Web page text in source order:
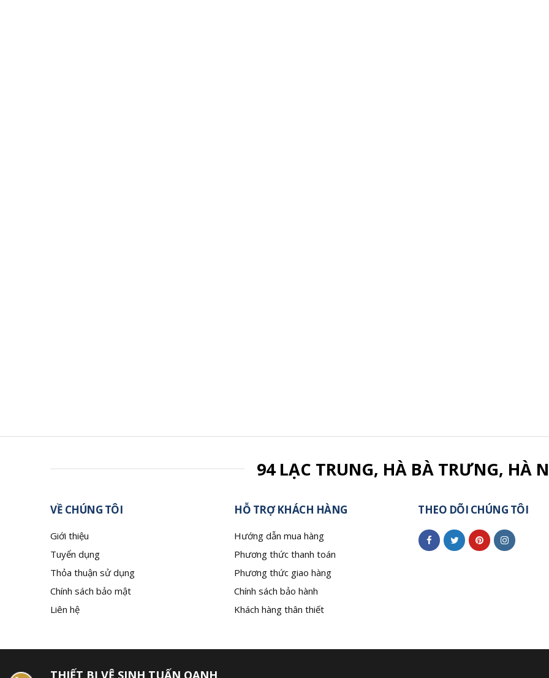
94 LẠC TRUNG, HÀ BÀ TRƯNG, HÀ
VỀ CHÚNG TÔI
Giới thiệu
Tuyển dụng
Thỏa thuận sử dụng
Chính sách bảo mật
Liên hệ
HỖ TRỢ KHÁCH HÀNG
Hướng dẫn mua hàng
Phương thức thanh toán
Phương thức giao hàng
Chính sách bảo hành
Khách hàng thân thiết
THEO DÕI CHÚNG TÔI
THIẾT BỊ VỆ SINH TUẤN OANH